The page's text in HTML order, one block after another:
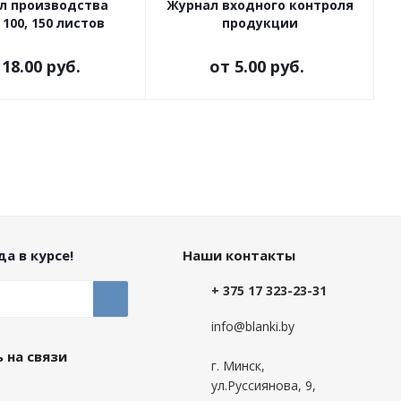
производства
150 листов
18.00 руб.
Журнал входного контроля
продукции
от 5.00 руб.
в курсе!
на связи
Наши контакты
+ 375 17 323-23-31
info@blanki.by
г. Минск,
ул.Руссиянова, 9,